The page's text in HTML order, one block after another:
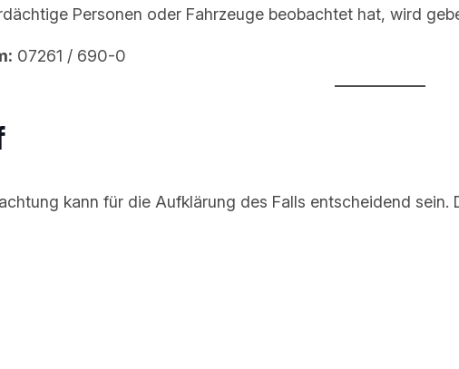
Personen oder Fahrzeuge beobachtet hat, wird
07261 / 690-0
kann für die Aufklärung des Falls entscheidend